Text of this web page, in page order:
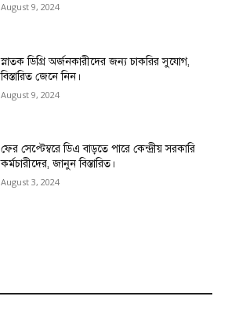
August 9, 2024
স্নাতক ডিগ্রি অর্জনকারীদের জন্য চাকরির সুযোগ,
বিস্তারিত জেনে নিন।
August 9, 2024
ফের সেপ্টেম্বরে ডিএ বাড়তে পারে কেন্দ্রীয় সরকারি
কর্মচারীদের, জানুন বিস্তারিত।
August 3, 2024